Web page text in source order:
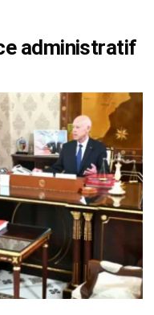
administratif